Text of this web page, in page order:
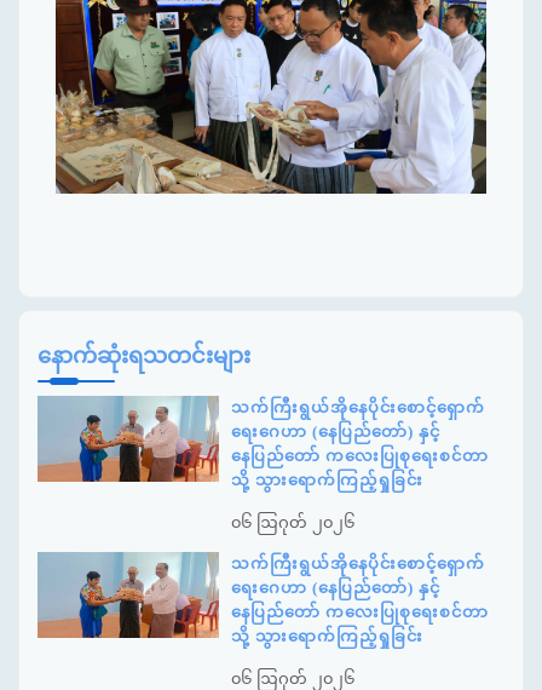
နောက်ဆုံးရသတင်းများ
သက်ကြီးရွယ်အိုနေပိုင်းစောင့်ရှောက်
ရေးဂေဟာ (နေပြည်တော်) နှင့်
နေပြည်တော် ကလေးပြုစုရေးစင်တာ
သို့ သွားရောက်ကြည့်ရှုခြင်း
၀၆ ဩဂုတ် ၂၀၂၆
သက်ကြီးရွယ်အိုနေပိုင်းစောင့်ရှောက်
ရေးဂေဟာ (နေပြည်တော်) နှင့်
နေပြည်တော် ကလေးပြုစုရေးစင်တာ
သို့ သွားရောက်ကြည့်ရှုခြင်း
၀၆ ဩဂုတ် ၂၀၂၆